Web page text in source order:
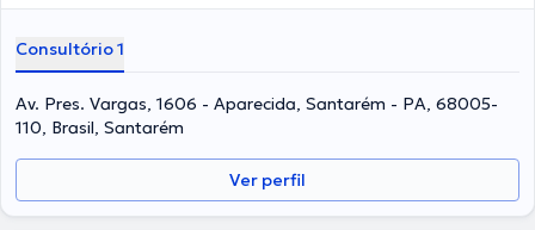
Consultório 1
Av. Pres. Vargas, 1606 - Aparecida, Santarém - PA, 68005-
110, Brasil, Santarém
Ver perfil